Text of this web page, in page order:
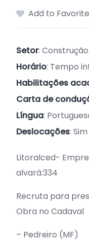
Add to
Setor:
Horário: Tempo
Habilitações
Carta de
Língua:
Deslocações: Sim
Litoralced-
alvará:334
Recruta para
Obra no Cadaval
– Pedreiro (MF)